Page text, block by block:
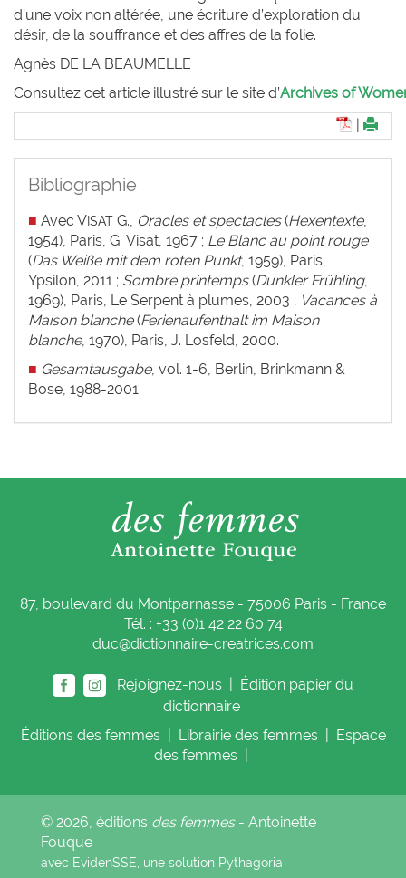
d’une voix non altérée, une écriture d’exploration du
désir, de la souffrance et des affres de la folie.
Agnès DE L A BEAUMELLE
Consultez cet article illustré sur le site d’Archives of
Bibliographie
■ Avec VISAT G., Oracles et spectacles(Hexentexte,
1954), Paris, G. Visat, 1967 ; Le Blanc au point rouge
(Das Weiße mit dem roten Punkt, 1959), Paris,
Ypsilon, 2011 ; Sombre printemps(Dunkler Frühling,
1969), Paris, Le Serpent à plumes, 2003 ; Vacances à
Maison blanche(Ferienaufenthalt im Maison
blanche, 1970), Paris, J. Losfeld, 2000.
■ Gesamtausgabe, vol. 1-6, Berlin, Brinkmann &
Bose, 1988-2001.
87, boulevard du Montparnasse - 75006 Paris - France
Tél. : +33 (0)1 42 22 60 74
duc@dictionnaire-creatrices.com
Rejoignez-nous |
Édition papier du
dictionnaire
Éditions des femmes Librairie des femmes
Espace
des femmes
© 2026, éditions des femmes- Antoinette
Fouque
avec EvidenSSE, une solution Pythagoria